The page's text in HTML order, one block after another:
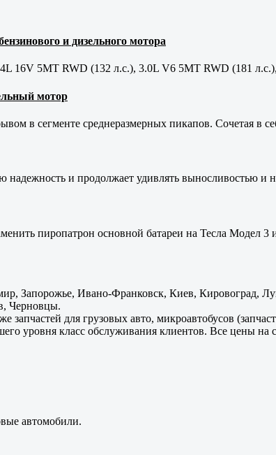
и дизельного мотора
16V 5MT RWD (132 л.с.), 3.0L V6 5MT RWD (181
мотор
в сегменте среднеразмерных пикапов. Сочетая в
и продолжает удивлять выносливостью и
пиропатрон основной батареи на Тесла Модел 3
Запорожье, Ивано-Франковск, Киев, Кировоград,
Черновцы.
запчастей для грузовых авто, микроавтобусов
уровня класс обслуживания клиентов. Все цены
автомобили.